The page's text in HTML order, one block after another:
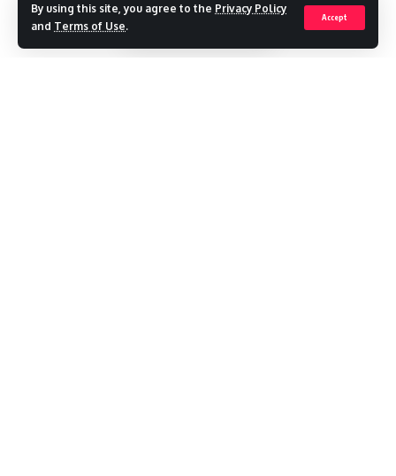
By using this site, you agree to the Privacy Policy
and Terms of Use.
Accept